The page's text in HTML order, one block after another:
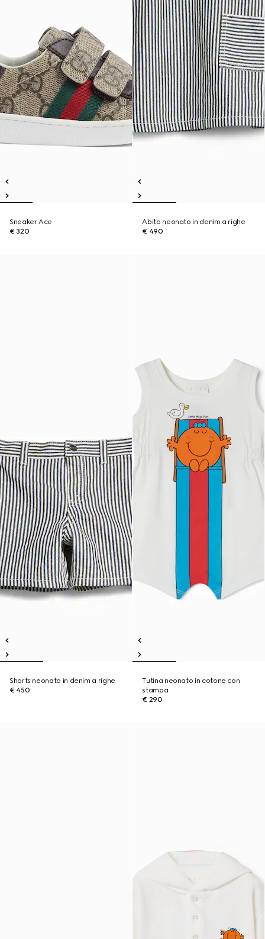
Sneaker Ace
€ 320
Abito neonato in denim a righe
€ 490
Shorts neonato in denim a righe
€ 450
Tutina neonato in cotone con
stampa
€ 290